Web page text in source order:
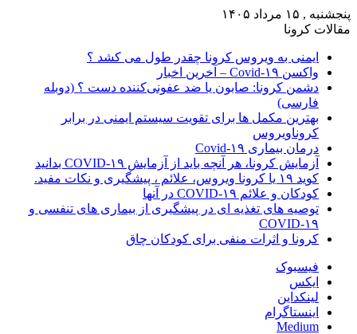
پنجشنبه , ۱۵ مرداد ۱۴۰۵
مقالات کرونا
ایمنی به ویروس کرونا چقدر طول می کشد ؟
واکسن Covid-۱۹ – آخرین اخبار
دشمن کرونا: صابون یا ضد عفونی‌کننده دست ؟ (دوبله
فارسی)
بهترین مکمل ها برای تقویت سیستم ایمنی در برابر
کروناویروس
درمان بیماری Covid-۱۹
آزمایش کرونا، هر آنچه باید از آزمایش COVID-۱۹ بدانید
کوید ۱۹ یا کرونا ویروس، علائم ، پیشگیری و نکات مفید.
کودکان و علائم COVID-۱۹ در آنها
توصیه های تغذیه ای در پیشگیری از بیماری های تنفسی و
COVID-۱۹
کرونا و اثرات منفی برای کودکان چاق
فیسبوک
ایکس
لینکداین
اینستاگرام
Medium